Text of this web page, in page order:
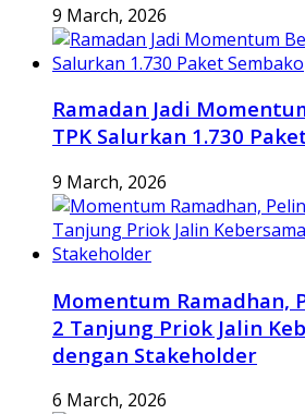
9 March, 2026
Ramadan Jadi
TPK Salurkan 1.730
9 March, 2026
Momentum Ramadhan,
2 Tanjung Priok Jalin
dengan Stakeholder
6 March, 2026